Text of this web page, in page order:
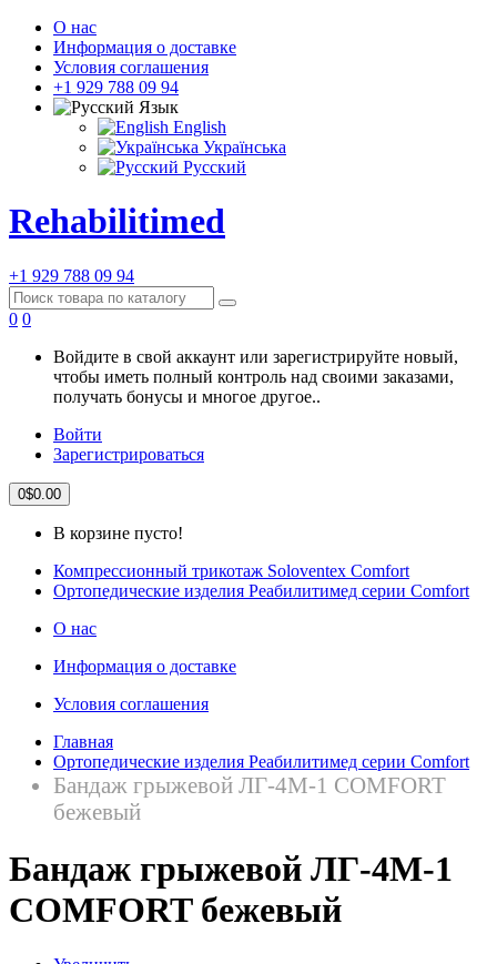
О нас
Информация о доставке
Условия соглашения
+1 929 788 09 94
Язык
English
Українська
Русский
Rehabilitimed
+1 929 788 09 94
0 0
Войдите в свой аккаунт или зарегистрируйте новый,
чтобы иметь полный контроль над своими заказами,
получать бонусы и многое другое..
Войти
Зарегистрироваться
0$0.00
В корзине пусто!
Компрессионный трикотаж Soloventex Comfort
Ортопедические изделия Реабилитимед серии Comfort
О нас
Информация о доставке
Условия соглашения
Главная
Ортопедические изделия Реабилитимед серии Comfort
Бандаж грыжевой ЛГ-4М-1 COMFORT
бежевый
Бандаж грыжевой ЛГ-4М-1
COMFORT бежевый